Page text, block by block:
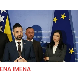
IMENA